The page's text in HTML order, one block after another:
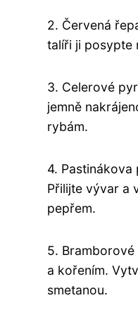
2. Červená
talíři ji posypte
3. Celerové
jemně
rybám.
4. Pastinákova
Přilijte vývar a
pepřem.
5.
a kořením.
smetanou.